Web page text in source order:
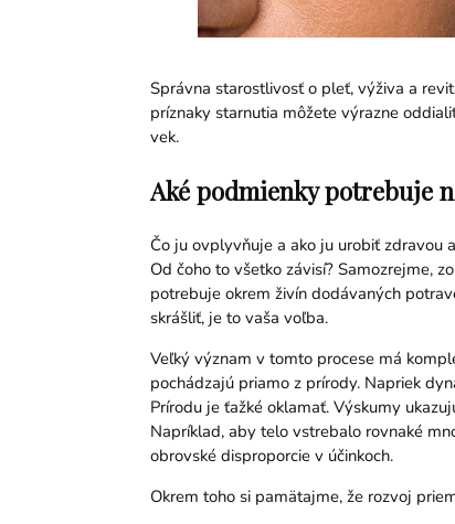
Správna starostlivosť o pleť, výživa a
príznaky starnutia môžete výrazne
vek.
Aké podmienky potrebuje
Čo ju ovplyvňuje a ako ju urobiť zdravou
Od čoho to všetko závisí? Samozrejme,
potrebuje okrem živín dodávaných
skrášliť, je to vaša voľba.
Veľký význam v tomto procese má
pochádzajú priamo z prírody. Napriek
Prírodu je ťažké oklamať. Výskumy
Napríklad, aby telo vstrebalo rovnaké
obrovské disproporcie v účinkoch.
Okrem toho si pamätajme, že rozvoj